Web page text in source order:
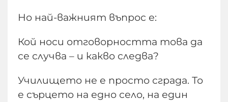
Но най-важният въпрос е:
Кой носи отговорността това да
се случва – и какво следва?
Училището не е просто сграда. То
е сърцето на едно село, на един